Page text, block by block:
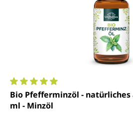
Durchschnittliche Bewertung
Bio Pfefferminzöl - natürliches
ml - Minzöl